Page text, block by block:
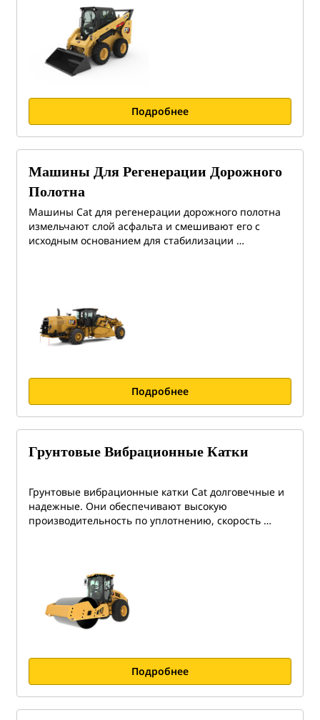
Подробнее
Машины Для Регенерации Дорожного
Полотна
Машины Cat для регенерации дорожного полотна
измельчают слой асфальта и смешивают его с
исходным основанием для стабилизации …
Подробнее
Грунтовые Вибрационные Катки
Грунтовые вибрационные катки Cat долговечные и
надежные. Они обеспечивают высокую
производительность по уплотнению, скорость …
Подробнее